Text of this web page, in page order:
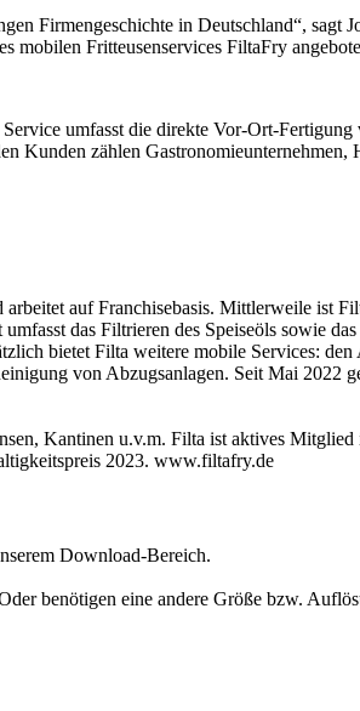
Firmengeschichte in Deutschland“, sagt
mobilen Fritteusenservices FiltaFry
umfasst die direkte Vor-Ort-
Kunden zählen
auf Franchisebasis. Mittlerweile ist
das Filtrieren des Speiseöls sowie
bietet Filta weitere mobile Services:
von Abzugsanlagen. Seit Mai
Kantinen u.v.m. Filta ist aktives
2023. www.filtafry.de
Download-Bereich.
benötigen eine andere Größe bzw.